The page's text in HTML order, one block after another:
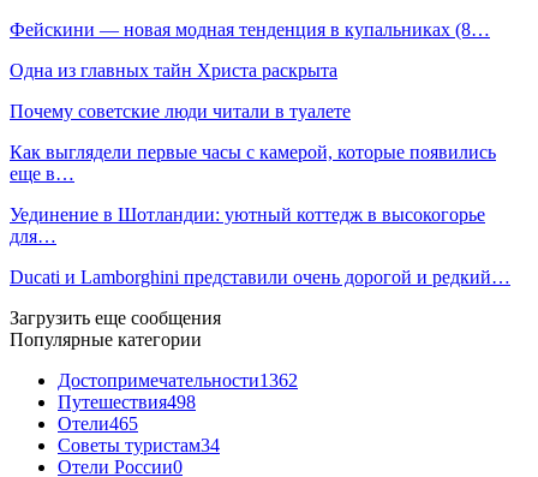
Фейскини — новая модная тенденция в купальниках (8…
Одна из главных тайн Христа раскрыта
Почему советские люди читали в туалете
Как выглядели первые часы с камерой, которые появились
еще в…
Уединение в Шотландии: уютный коттедж в высокогорье
для…
Ducati и Lamborghini представили очень дорогой и редкий…
Загрузить еще сообщения
Популярные категории
Достопримечательности1362
Путешествия498
Отели465
Советы туристам34
Отели России0